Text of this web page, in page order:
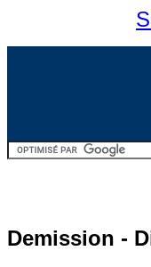
Demission -